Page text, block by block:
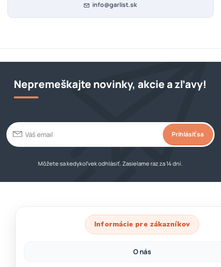
info@garlist.sk
Nepremeškajte novinky, akcie a zľavy!
Prihlásiť sa
Môžete sa kedykoľvek odhlásiť. Zasielame raz za 14 dní.
Informácie pre zákazníkov
O nás